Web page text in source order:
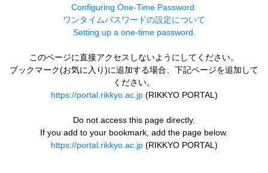
Configuring One-Time Password.
ワンタイムパスワードの設定について
Setting up a one-time password.
このページに直接アクセスしないようにしてください。
ブックマーク(お気に入り)に追加する場合、下記ページを追加して
ください。
https://portal.rikkyo.ac.jp(RIKKYO PORTAL)
Do not access this page directly.
If you add to your bookmark, add the page below.
https://portal.rikkyo.ac.jp(RIKKYO PORTAL)